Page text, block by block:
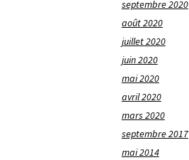
septembre 2020
août 2020
juillet 2020
juin 2020
mai 2020
avril 2020
mars 2020
septembre 2017
mai 2014